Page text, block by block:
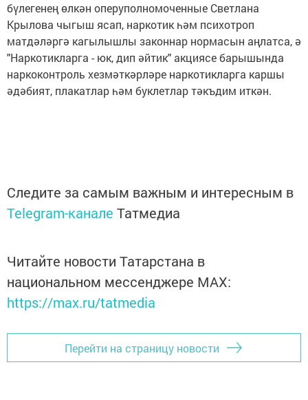
бүлегенең өлкән оперуполномоченные Светлана
Крылова чыгыш ясап, наркотик һәм психотроп
матдәләргә кагылышлы законнар нормасын аңлатса, ә
"Наркотикларга - юк, дип әйтик" акциясе барышында
наркоконтроль хезмәткәрләре наркотикларга каршы
әдәбият, плакатлар һәм буклетлар тәкъдим иткән.
Следите за самым важным и интересным в
Telegram-канале Татмедиа
Читайте новости Татарстана в
национальном мессенджере MАХ:
https://max.ru/tatmedia
Перейти на страницу новости